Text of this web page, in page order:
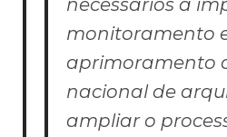
monitoramento
aprimoramento
nacional de
ampliar o